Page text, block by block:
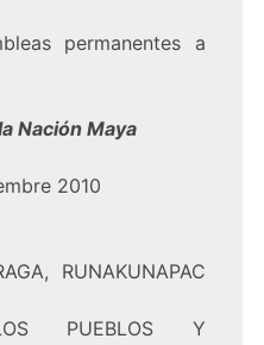
permanentes a
Nación Maya
2010
RUNAKUNAPAC
PUEBLOS Y